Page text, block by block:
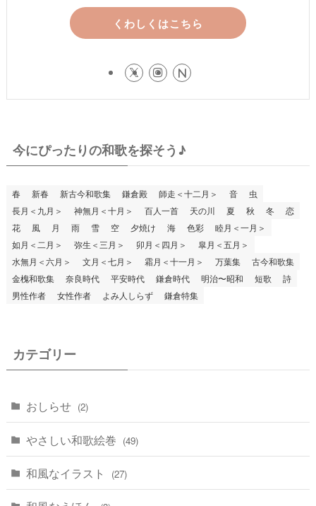
くわしくはこちら
今にぴったりの和歌を探そう♪
春 新春 新古今和歌集 鎌倉殿 師走＜十二月＞ 音
虫
長月＜九月＞
神無月＜十月＞ 百人一首 天の川 夏 秋 冬
恋
花
風 月 雨 雪 空 夕焼け 海 色彩
睦月＜一月＞
如月＜二月＞
弥生＜三月＞ 卯月＜四月＞
皐月＜五月＞
水無月＜六月＞
文月＜七月＞ 霜月＜十一月＞ 万葉集
古今和歌集
金槐和歌集
奈良時代 平安時代 鎌倉時代 明治〜昭和 短歌
詩
男性作者
女性作者 よみ人しらず 鎌倉特集
カテゴリー
おしらせ (2)
やさしい和歌絵巻 (49)
和風なイラスト (27)